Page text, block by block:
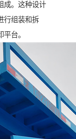
成。这种设计
行组装和拆
台。